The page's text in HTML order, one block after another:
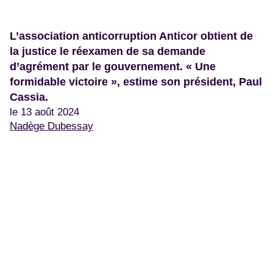
L’association anticorruption Anticor obtient de
la justice le réexamen de sa demande
d’agrément par le gouvernement. « Une
formidable victoire », estime son président, Paul
Cassia.
le 13 août 2024
Nadège Dubessay